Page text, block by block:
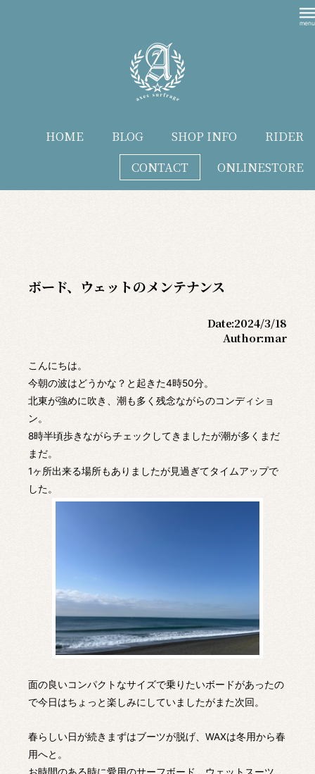
HOME BLOG SHOP INFO
RIDER
CONTACT
ONLINESTORE
ボード、ウェットのメンテナンス
Date:2024/3/18
Author:mar
こんにちは。
今朝の波はどうかな？と起きた4時50分。
北東が強めに吹き、潮も多く残念ながらのコンディショ
ン。
8時半頃歩きながらチェックしてきましたが潮が多くまだ
まだ。
1ヶ所出来る場所もありましたが見過ぎてタイムアップで
した。
面の良いコンパクトなサイズで乗りたいボードがあったの
で今日はちょっと楽しみにしていましたがまた次回。
春らしい日が続きまずはブーツが脱げ、WAXは冬用から春
用へと。